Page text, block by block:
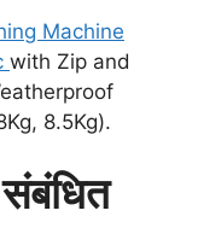
Machine
with Zip and
8.5Kg).